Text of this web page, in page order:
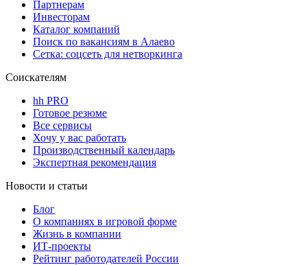
Партнерам
Инвесторам
Каталог компаний
Поиск по вакансиям в Алаево
Сетка: соцсеть для нетворкинга
Соискателям
hh PRO
Готовое резюме
Все сервисы
Хочу у вас работать
Производственный календарь
Экспертная рекомендация
Новости и статьи
Блог
О компаниях в игровой форме
Жизнь в компании
ИТ-проекты
Рейтинг работодателей России